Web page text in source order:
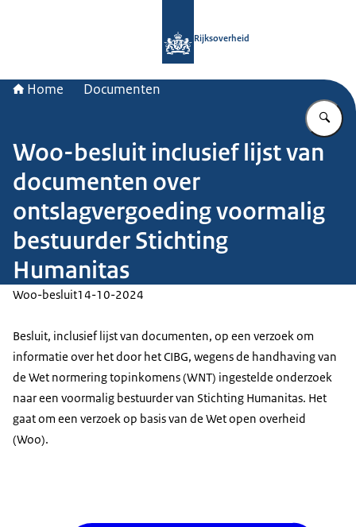
Rijksoverheid
Home Documenten
Woo-besluit inclusief lijst van
documenten over
ontslagvergoeding voormalig
bestuurder Stichting
Humanitas
Woo-besluit14-10-2024
Besluit, inclusief lijst van documenten, op een verzoek om
informatie over het door het CIBG, wegens de handhaving van
de Wet normering topinkomens (WNT) ingestelde onderzoek
naar een voormalig bestuurder van Stichting Humanitas. Het
gaat om een verzoek op basis van de Wet open overheid
(Woo).